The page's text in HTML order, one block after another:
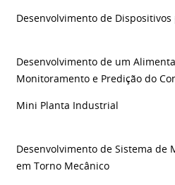
Desenvolvimento de
Desenvolvimento de um
Monitoramento e Predição do
Mini Planta Industrial
Desenvolvimento de Sistema de
em Torno Mecânico